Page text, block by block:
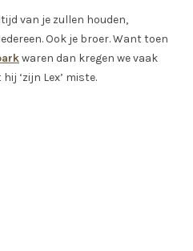
van je zullen houden,
Ook je broer. Want toen
waren dan kregen we vaak
‘zijn Lex’ miste.